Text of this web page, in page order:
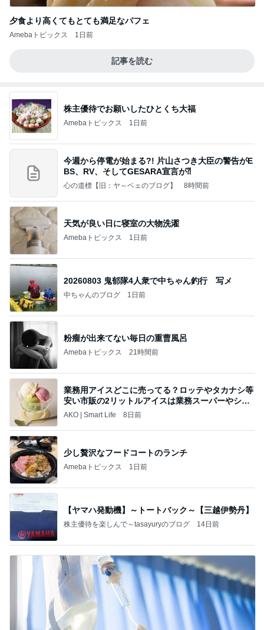
夕食より高くてもとても満足なパフェ
Amebaトピックス 1日前
記事を読む
株主優待でお願いしたひとくち大福
Amebaトピックス 1日前
今週から停電が始まる?! 片山さつき大臣の警告がE
BS、RV、そしてGESARA宣言が⁈
心の道標【旧：ヤ～ベェのブログ】 8時間前
天気が良い日に寝室の大物洗濯
Amebaトピックス 1日前
20260803 鬼郁隊4人衆で中ちゃん釣行 写メ
中ちゃんのブログ 1日前
粉瘤が出来てない毎日の重曹風呂
Amebaトピックス 21時間前
業務用アイスどこに売ってる？ロッテやタカナシ等
安い市販の2リットルアイスは業務スーパーやシャ
トレ
AKO | Smart Life 8日前
少し贅沢なフードコートのランチ
Amebaトピックス 1日前
【ヤマハ発動機】～トートバック～【三越伊勢丹】
株主優待を楽しんで～tasayuryのブログ 14日前